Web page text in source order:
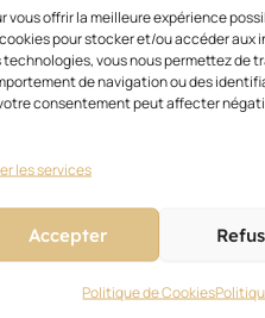
vous offrir la meilleure expérience
pour stocker et/ou accéder
technologies, vous nous permettez de
de navigation ou des
consentement peut affecter
les services
Accepter
Politique de Cookies